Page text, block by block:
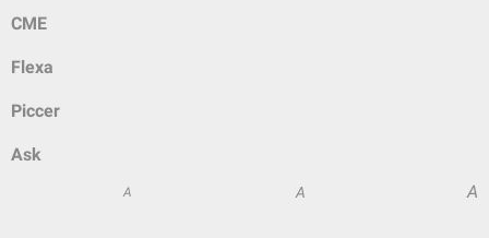
CME
Flexa
Piccer
Ask
A A A